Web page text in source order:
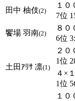
田中 柚伎(2)
１０
7位
饗場 羽南(2)
８０
6位
土田ｱﾘｻ 凛(1)
２０
1位
４×
1位
１０